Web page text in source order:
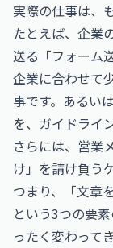
実際の仕事は、
たとえば、企業
送る「フォーム
企業に合わせて
事です。あるい
を、ガイドライ
さらには、営業
け」を請け負う
つまり、「文章
という3つの要
ったく変わって